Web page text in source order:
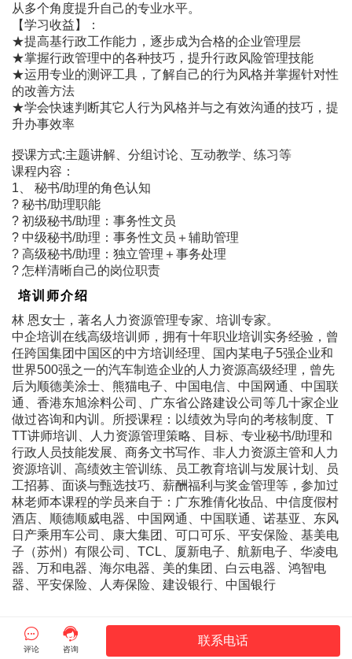
从多个角度提升自己的专业水平。
【学习收益】：
★提高基行政工作能力，逐步成为合格的企业管理层
★掌握行政管理中的各种技巧，提升行政风险管理技能
★运用专业的测评工具，了解自己的行为风格并掌握针对性
的改善方法
★学会快速判断其它人行为风格并与之有效沟通的技巧，提
升办事效率
授课方式:主题讲解、分组讨论、互动教学、练习等
课程内容：
1、 秘书/助理的角色认知
? 秘书/助理职能
? 初级秘书/助理：事务性文员
? 中级秘书/助理：事务性文员＋辅助管理
? 高级秘书/助理：独立管理＋事务处理
? 怎样清晰自己的岗位职责
培训师介绍
林 恩女士，著名人力资源管理专家、培训专家。
中企培训在线高级培训师，拥有十年职业培训实务经验，曾
任跨国集团中国区的中方培训经理、国内某电子5强企业和
世界500强之一的汽车制造企业的人力资源高级经理，曾先
后为顺德美涂士、熊猫电子、中国电信、中国网通、中国联
通、香港东旭涂料公司、广东省公路建设公司等几十家企业
做过咨询和内训。所授课程：以绩效为导向的考核制度、T
TT讲师培训、人力资源管理策略、目标、专业秘书/助理和
行政人员技能发展、商务文书写作、非人力资源主管和人力
资源培训、高绩效主管训练、员工教育培训与发展计划、员
工招募、面谈与甄选技巧、薪酬福利与奖金管理等，参加过
林老师本课程的学员来自于：广东雅倩化妆品、中信度假村
酒店、顺德顺威电器、中国网通、中国联通、诺基亚、东风
日产乘用车公司、康大集团、可口可乐、平安保险、基美电
子（苏州）有限公司、TCL、厦新电子、航新电子、华凌电
器、万和电器、海尔电器、美的集团、白云电器、鸿智电
器、平安保险、人寿保险、建设银行、中国银行

评论

咨询
联系电话